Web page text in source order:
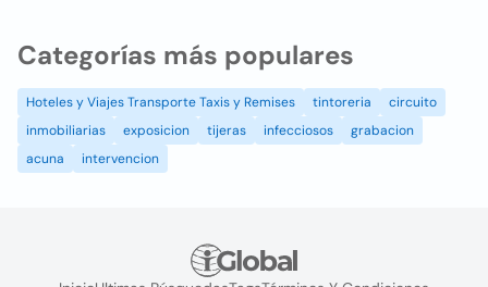
Categorías más populares
Hoteles y Viajes Transporte Taxis y Remises tintoreria
circuito
inmobiliarias
exposicion tijeras infecciosos
grabacion
acuna
intervencion